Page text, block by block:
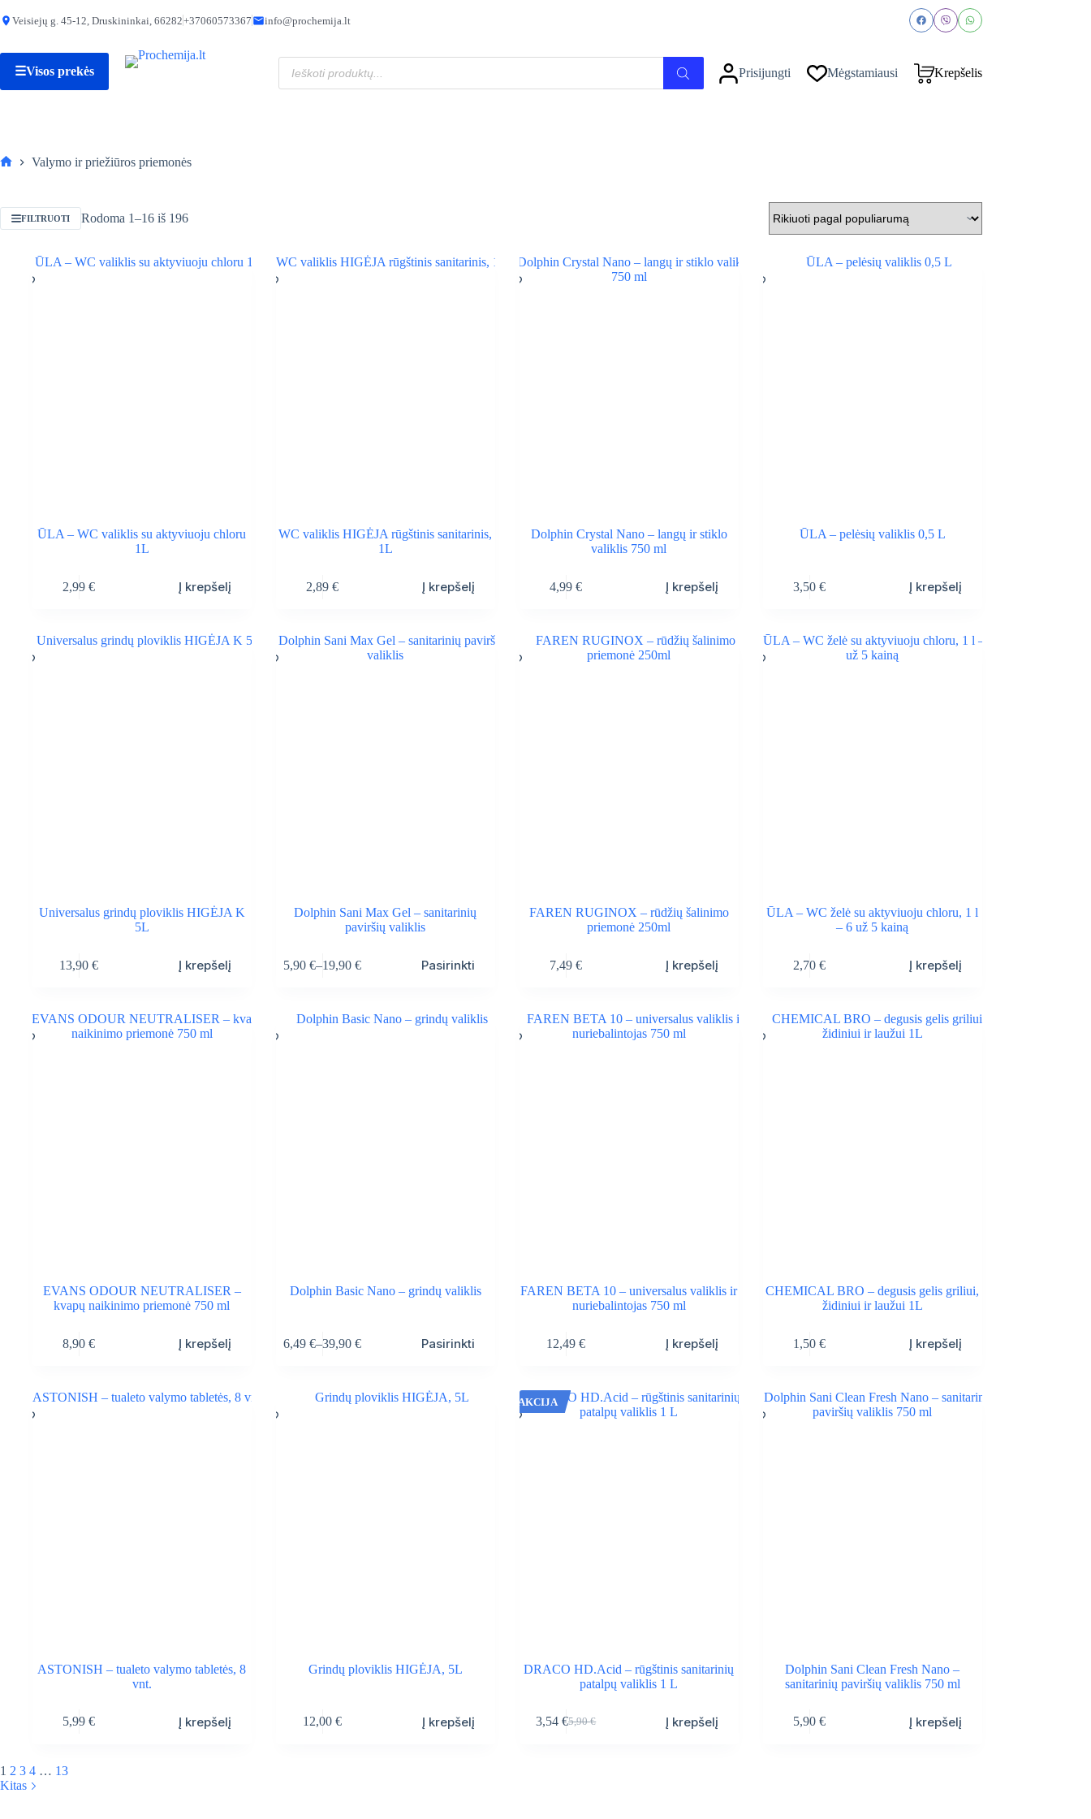
to Veisiejų g. 45-12, Druskininkai, 66282+37060573367 info@prochemija.lt
☰Visos prekės
Produktų
paieška
Prisijungti Mėgstamiausi Krepšelis
Valymo ir priežiūros priemonės
FILTRUOTI Rodoma 1–16 iš 196Rūšiuojama
ŪLA – WC valiklis su aktyviuoju chloru
1L
2,99€ Į krepšelį
WC valiklis HIGĖJA rūgštinis sanitarinis,
1L
2,89€ Į krepšelį
Dolphin Crystal Nano – langų ir stiklo
valiklis 750 ml
4,99€ Į krepšelį
ŪLA – pelėsių valiklis 0,5 L
3,50€ Į krepšelį
Universalus grindų ploviklis HIGĖJA K
5L
13,90€ Į krepšelį
Dolphin Sani Max Gel – sanitarinių
paviršių valiklis
5,90€–19,90€
Price
through
Pasirinkti
product
variants.
options
FAREN RUGINOX – rūdžių šalinimo
priemonė 250ml
7,49€ Į krepšelį
ŪLA – WC želė su aktyviuoju chloru, 1 l
– 6 už 5 kainą
2,70€ Į krepšelį
EVANS ODOUR NEUTRALISER –
kvapų naikinimo priemonė 750 ml
8,90€ Į krepšelį
Dolphin Basic Nano – grindų valiklis
6,49€–39,90€
Price
through
39,90 €
Pasirinkti
product
options
FAREN BETA 10 – universalus valiklis ir
nuriebalintojas 750 ml
12,49€ Į krepšelį
CHEMICAL BRO – degusis gelis griliui,
židiniui ir laužui 1L
1,50€ Į krepšelį
ASTONISH – tualeto valymo tabletės, 8
vnt.
5,99€ Į krepšelį
Grindų ploviklis HIGĖJA, 5L
12,00€ Į krepšelį
AKCIJA
DRACO HD.Acid – rūgštinis sanitarinių
patalpų valiklis 1 L
5,90€
Original
3,54€Current
Į krepšelį
Dolphin Sani Clean Fresh Nano –
sanitarinių paviršių valiklis 750 ml
5,90€ Į krepšelį
1 2 3 4 … 13
Kitas